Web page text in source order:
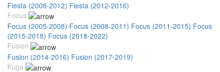
Fiesta (2008-2012) Fiesta (2012-2016)
Focus
Focus (2005-2008) Focus (2008-2011) Focus (2011-2015) Focus
(2015-2018) Focus (2018-2022)
Fusion
Fusion (2014-2016) Fusion (2017-2019)
Kuga